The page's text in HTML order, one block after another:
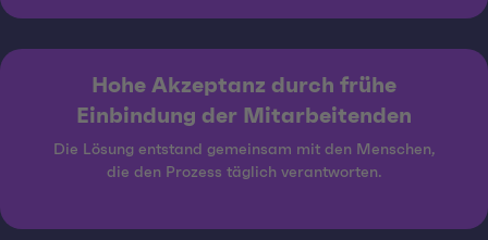
Hohe Akzeptanz durch frühe
Einbindung der Mitarbeitenden
Die Lösung entstand gemeinsam mit den Menschen,
die den Prozess täglich verantworten.